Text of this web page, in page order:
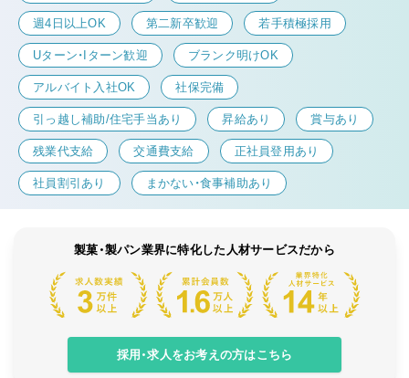
週4日以上OK 第二新卒歓迎 若手積極採用
Uターン・Iターン歓迎 ブランク明けOK
アルバイト入社OK 社保完備
引っ越し補助/住宅手当あり 昇給あり 賞与あり
残業代支給 交通費支給 正社員登用あり
社員割引あり まかない・食事補助あり
製菓・製パン業界に特化した人材サービスだから
採用・求人をお考えの方はこちら